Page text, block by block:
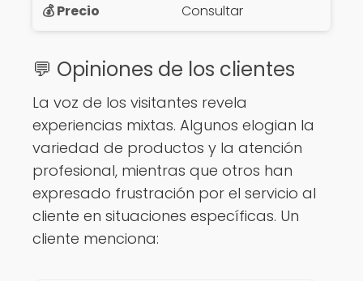
Consultar
💬 Opiniones de los clientes
La voz de los visitantes revela
experiencias mixtas. Algunos elogian la
variedad de productos y la atención
profesional, mientras que otros han
expresado frustración por el servicio al
cliente en situaciones específicas. Un
cliente menciona: